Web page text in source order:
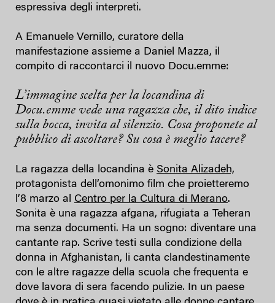
espressiva degli interpreti.
A Emanuele Vernillo, curatore della
manifestazione assieme a Daniel Mazza, il
compito di raccontarci il nuovo Docu.emme:
L’immagine scelta per la locandina di
Docu.emme vede una ragazza che, il dito indice
sulla bocca, invita al silenzio. Cosa proponete al
pubblico di ascoltare? Su cosa è meglio tacere?
La ragazza della locandina è Sonita Alizadeh,
protagonista dell’omonimo film che proietteremo
l’8 marzo al Centro per la Cultura di Merano.
Sonita è una ragazza afgana, rifugiata a Teheran
ma senza documenti. Ha un sogno: diventare una
cantante rap. Scrive testi sulla condizione della
donna in Afghanistan, li canta clandestinamente
con le altre ragazze della scuola che frequenta e
dove lavora di sera facendo pulizie. In un paese